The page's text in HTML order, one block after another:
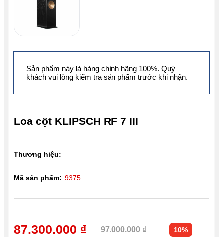
Loa cột KLIPSCH RF 7 III
87.300.000 ₫ 97.000.000 ₫ 10%
Thương hiệu:
Mã sản phẩm: 9375
Sản phẩm này là hàng chính hãng 100%. Quý
khách vui lòng kiểm tra sản phẩm trước khi nhận.